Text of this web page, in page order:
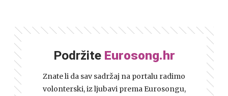
Podržite Eurosong.hr
Znate li da sav sadržaj na portalu radimo
volonterski, iz ljubavi prema Eurosongu,